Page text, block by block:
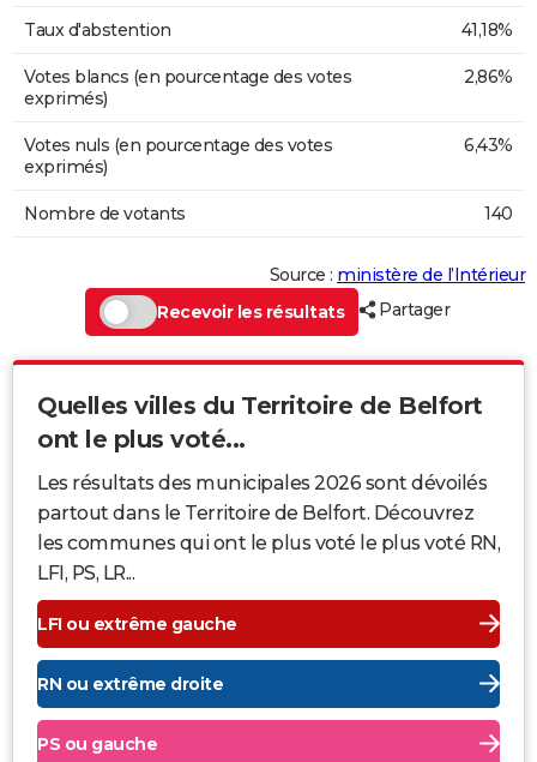
Taux d'abstention 41,18%
Votes blancs (en pourcentage des votes
exprimés)
2,86%
Votes nuls (en pourcentage des votes
exprimés)
6,43%
Nombre de votants 140
Source : ministère de l’Intérieur
Recevoir les résultats
Partager
Quelles villes du Territoire de Belfort
ont le plus voté...
Les résultats des municipales 2026 sont dévoilés
partout dans le Territoire de Belfort. Découvrez
les communes qui ont le plus voté le plus voté RN,
LFI, PS, LR...
LFI ou extrême gauche
RN ou extrême droite
PS ou gauche